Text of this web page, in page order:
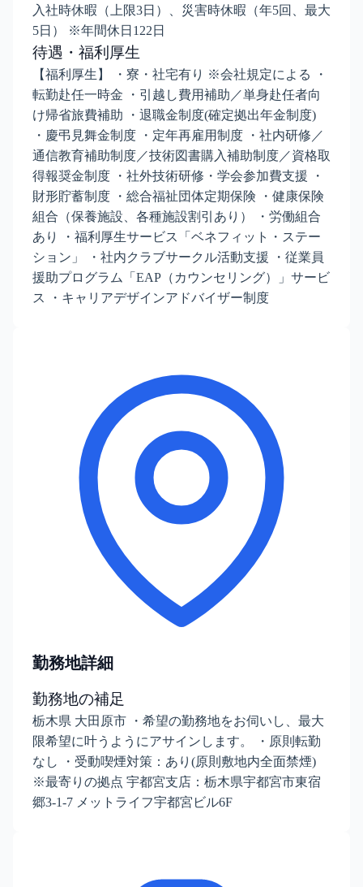
入社時休暇（上限3日）、災害時休暇（年5回、最大
5日） ※年間休日122日
待遇・福利厚生
【福利厚生】 ・寮・社宅有り ※会社規定による ・
転勤赴任一時金 ・引越し費用補助／単身赴任者向
け帰省旅費補助 ・退職金制度(確定拠出年金制度)
・慶弔見舞金制度 ・定年再雇用制度 ・社内研修／
通信教育補助制度／技術図書購入補助制度／資格取
得報奨金制度 ・社外技術研修・学会参加費支援 ・
財形貯蓄制度 ・総合福祉団体定期保険 ・健康保険
組合（保養施設、各種施設割引あり） ・労働組合
あり ・福利厚生サービス「ベネフィット・ステー
ション」 ・社内クラブサークル活動支援 ・従業員
援助プログラム「EAP（カウンセリング）」サービ
ス ・キャリアデザインアドバイザー制度
勤務地詳細
勤務地の補足
栃木県 大田原市 ・希望の勤務地をお伺いし、最大
限希望に叶うようにアサインします。 ・原則転勤
なし ・受動喫煙対策：あり(原則敷地内全面禁煙)
※最寄りの拠点 宇都宮支店：栃木県宇都宮市東宿
郷3-1-7 メットライフ宇都宮ビル6F